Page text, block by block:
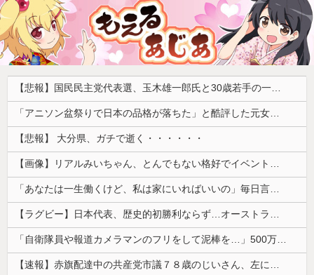
【悲報】国民民主党代表選、玉木雄一郎氏と30歳若手の一騎打ちへ → 榛葉幹事長の不出馬にネットで疑問噴出 ｗｗｗｗｗｗｗｗｗｗｗｗｗｗｗ
「アニソン盆祭りで日本の品格が落ちた」と酷評した元女優、「あんたが品格を語るのかよ！」と総ツッコミを食らってしまい……
【悲報】 大分県、ガチで逝く・・・・・・
【画像】リアルみいちゃん、とんでもない格好でイベント出演するwwwwwwwwww
「あなたは一生働くけど、私は家にいればいいの」毎日言われた20歳がついに返した一言…
【ラグビー】日本代表、歴史的初勝利ならず…オーストラリアに逆転負け ８戦全敗
「自衛隊員や報道カメラマンのフリをして泥棒を…」500万円分の預金通帳を盗まれた高齢女性が明かす被害！
【速報】赤旗配達中の共産党市議７８歳のじいさん、左に寄りすぎたか車で民家当て逃げ